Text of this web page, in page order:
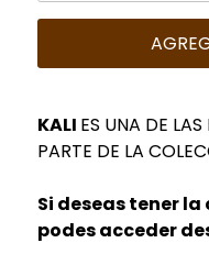
KALI ES UNA DE
PARTE DE LA
Si deseas tener
podes acceder